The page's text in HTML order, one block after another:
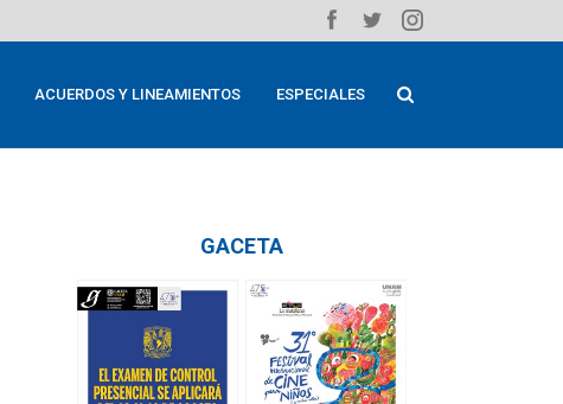
ACUERDOS Y LINEAMIENTOS ESPECIALES
GACETA